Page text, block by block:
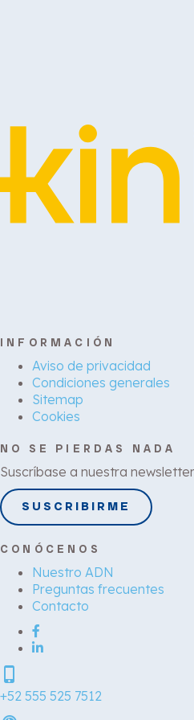
INFORMACIÓN
Aviso de privacidad
Condiciones generales
Sitemap
Cookies
NO SE PIERDAS NADA
Suscríbase a nuestra
SUSCRIBIRME
CONÓCENOS
Nuestro ADN
Preguntas frecuentes
Contacto
phone_iphone
+52 555 525 7512